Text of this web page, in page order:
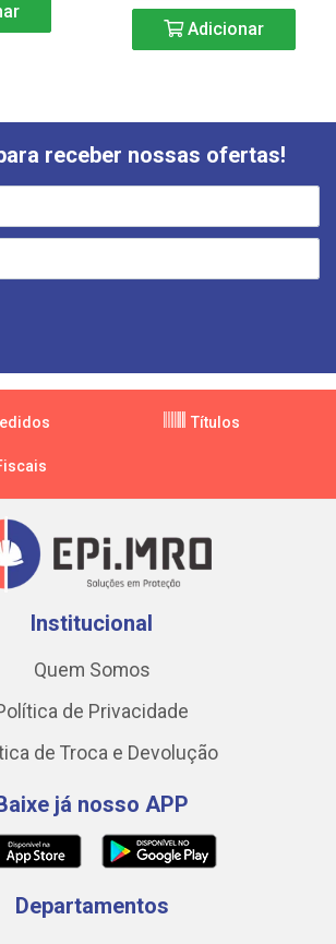
Adicionar
receber nossas ofertas!
Títulos
Institucional
Quem Somos
de Privacidade
de Troca e Devolução
já nosso APP
Departamentos